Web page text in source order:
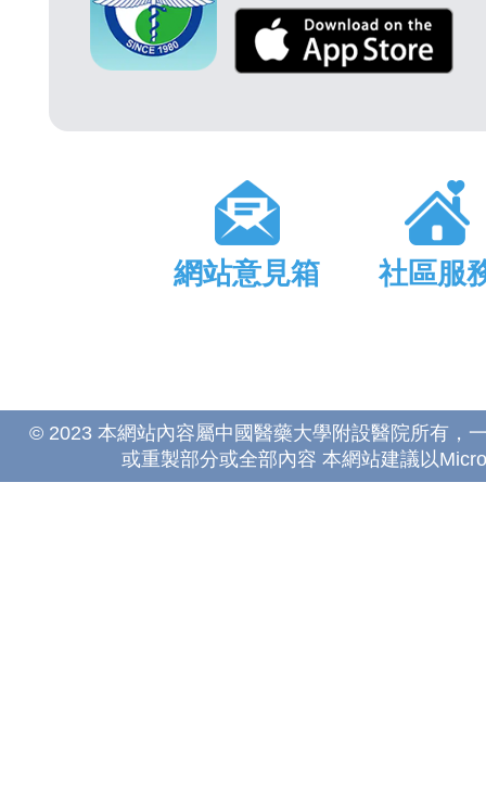
網站意見箱 社區服
© 2023 本網站內容屬中國醫藥大學附設醫院所有，
或重製部分或全部內容 本網站建議以